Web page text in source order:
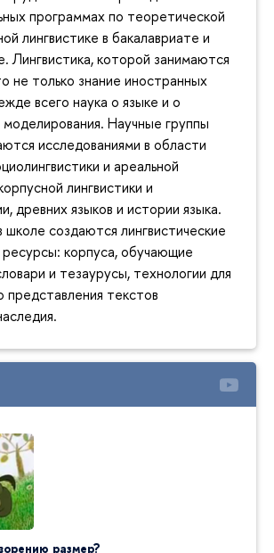
программах по теоретической
лингвистике в бакалавриате и
Лингвистика, которой занимаются
не только знание иностранных
всего наука о языке и о
Научные группы
исследованиями в области
и ареальной
лингвистики и
древних языков и истории языка.
создаются лингвистические
ресурсы: корпуса, обучающие
и тезаурусы, технологии для
представления текстов
размер?